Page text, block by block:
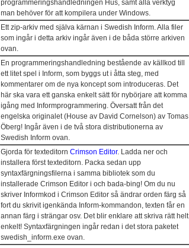
programmeringshandledningen Hus, samt alla verktyg
man behöver för att kompilera under Windows.
Ett zip-arkiv med själva kärnan i Swedish Inform. Alla filer
som ingår i detta arkiv ingår även i de båda större arkiven
ovan.
En programmeringshandledning bestående av källkod till
ett litet spel i Inform, som byggs ut i åtta steg, med
kommentarer om de nya koncept som introduceras. Det
här ska vara ett ganska enkelt sätt för nybörjare att komma
igång med Informprogrammering. Översatt från det
engelska originalet (House av David Cornelson) av Tomas
Öberg! Ingår även i de två stora distributionerna av
Swedish Inform ovan.
Gjorda för texteditorn Crimson Editor. Ladda ner och
installera först texteditorn. Packa sedan upp
syntaxfärgningsfilerna i samma bibliotek som du
installerade Crimson Editor i och bada-bing! Om du nu
skriver Informkod i Crimson Editor så ändrar orden färg så
fort du skrivit igenkända Inform-kommandon, texten får en
annan färg i strängar osv. Det blir enklare att skriva rätt helt
enkelt! Syntaxfärgningen ingår redan i det stora paketet
swedish_inform.exe ovan.